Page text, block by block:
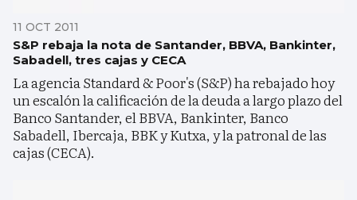
11 OCT 2011
S&P rebaja la nota de Santander, BBVA, Bankinter,
Sabadell, tres cajas y CECA
La agencia Standard & Poor's (S&P) ha rebajado hoy
un escalón la calificación de la deuda a largo plazo del
Banco Santander, el BBVA, Bankinter, Banco
Sabadell, Ibercaja, BBK y Kutxa, y la patronal de las
cajas (CECA).